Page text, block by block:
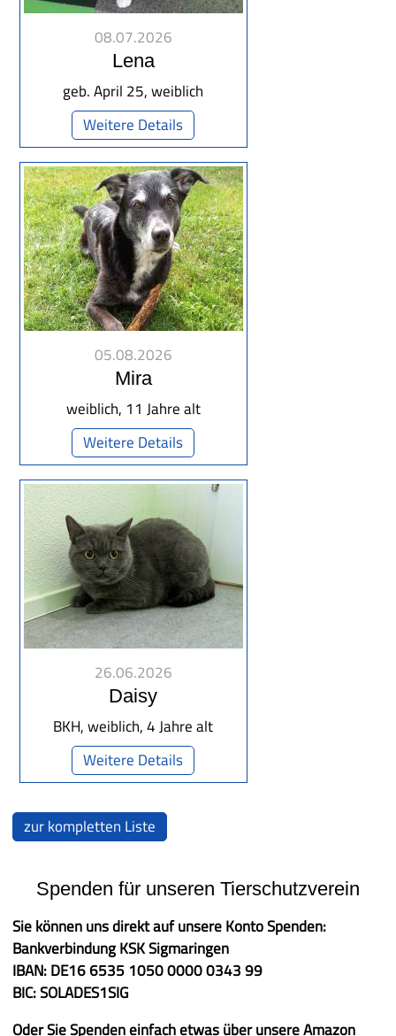
08.07.2026
Lena
geb. April 25, weiblich
Weitere Details
05.08.2026
Mira
weiblich, 11 Jahre alt
Weitere Details
26.06.2026
Daisy
BKH, weiblich, 4 Jahre alt
Weitere Details
zur kompletten Liste
Spenden für unseren Tierschutzverein
Sie können uns direkt auf unsere Konto Spenden:
Bankverbindung KSK Sigmaringen
IBAN: DE16 6535 1050 0000 0343 99
BIC: SOLADES1SIG
Oder Sie Spenden einfach etwas über unsere Amazon